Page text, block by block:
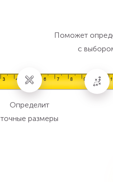
Определит
точные размеры
Поможет
с